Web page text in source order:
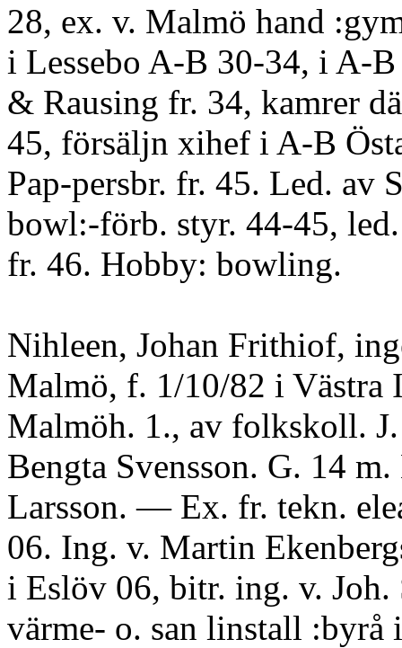
28, ex. v. Malmö hand
i Lessebo A-B 30-34, i A-
& Rausing fr. 34, kamrer
45, försäljn xihef i A-B
Pap-persbr. fr. 45. Led. av
bowl:-förb. styr. 44-45,
fr. 46. Hobby: bowling.
Nihleen, Johan Frithiof,
Malmö, f. 1/10/82 i Västra
Malmöh. 1., av folkskoll.
Bengta Svensson. G. 14
Larsson. — Ex. fr. tekn.
06. Ing. v. Martin
i Eslöv 06, bitr. ing. v. Joh.
värme- o. san linstall :byrå